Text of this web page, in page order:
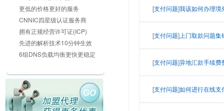
更低的价格更好的服务
CNNIC四星级认证服务商
拥有正规经营许可证(ICP)
先进的解析技术10分钟生效
6组DNS负载均衡更快更稳定
[支付问题]我该如何办理境
[支付问题] 上门取款问题集
[支付问题]异地汇款手续费
[支付问题]如何进行在线支